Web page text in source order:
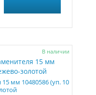
В наличии
мм 10480586 (уп. 10